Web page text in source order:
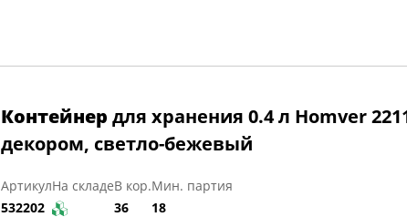
Контейнер для хранения 0.4 л Homver
декором, светло-бежевый
Артикул
532202
На складеВ кор.
36
Мин. партия
18